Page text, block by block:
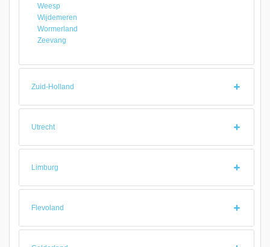
Weesp
Wijdemeren
Wormerland
Zeevang
Zuid-Holland
Utrecht
Limburg
Flevoland